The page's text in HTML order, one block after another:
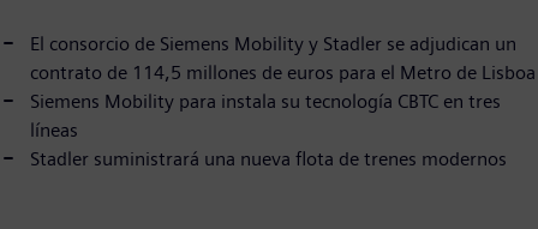
El consorcio de Siemens Mobility y Stadler se adjudican un
contrato de 114,5 millones de euros para el Metro de Lisboa
Siemens Mobility para instala su tecnología CBTC en tres
líneas
Stadler suministrará una nueva flota de trenes modernos